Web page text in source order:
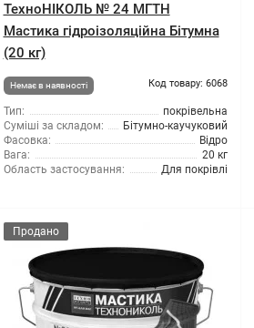
ТехноНІКОЛЬ № 24 МГТН
Мастика гідроізоляційна Бітумна
(20 кг)
Немає в наявності Код товару: 6068
Тип:
покрівельна
Суміші за складом:
Бітумно-каучуковий
Фасовка:
Відро
Вага:
20 кг
Область застосування:
Для покрівлі
Продано